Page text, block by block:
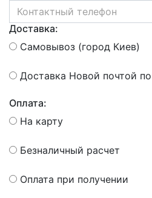
Доставка:
Самовывоз (город Киев)
Доставка Новой почтой
Оплата:
На карту
Безналичный расчет
Оплата при получении